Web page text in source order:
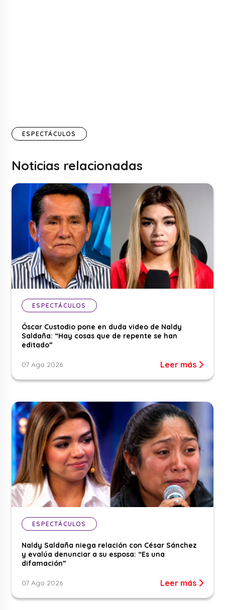
ESPECTÁCULOS
Noticias relacionadas
ESPECTÁCULOS
Óscar Custodio pone en duda video de Naldy
Saldaña: “Hay cosas que de repente se han
editado”
07 Ago 2026 Leer más
ESPECTÁCULOS
Naldy Saldaña niega relación con César Sánchez
y evalúa denunciar a su esposa: “Es una
difamación”
07 Ago 2026 Leer más